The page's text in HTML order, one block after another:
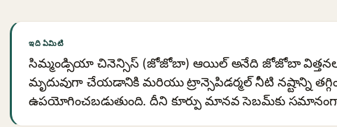
ఇది ఏమిటి
సిమ్మండ్సియా చినెన్సిస్ (జోజోబా) ఆయిల్ అనేది జోజోబా విత్తనల
మృదువుగా చేయడానికి మరియు ట్రాన్సెపిడర్మల్ నీటి
ఉపయోగించబడుతుంది. దీని కూర్పు మానవ సెబమ్‌కు సమానంగా